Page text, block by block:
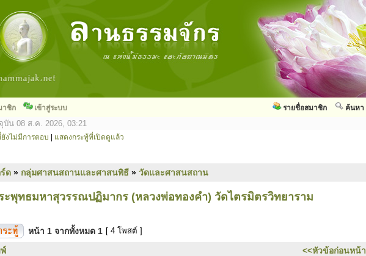
าชิก เข้าสู่ระบบ ค้นหา
รายชื่อสมาชิก
บัน 08 ส.ค. 2026, 03:21
งไม่มีการตอบ แสดงกระทู้ที่เปิดดูแล้ว
ด » กลุ่มศาสนสถานและศาสนพิธี » วัดและศาสนสถาน
ะพุทธมหาสุวรรณปฏิมากร (หลวงพ่อทองคำ) วัดไตรมิตรวิทยาราม
หน้า 1 จากทั้งหมด 1 [ 4 โพสต์ ]
<<หัวข้อก่อนหน้า